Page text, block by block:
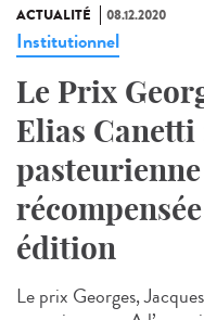
ACTUALITÉ 08.12.2020
Institutionnel
Le Prix
Elias Canetti
édition
Le prix Georges,